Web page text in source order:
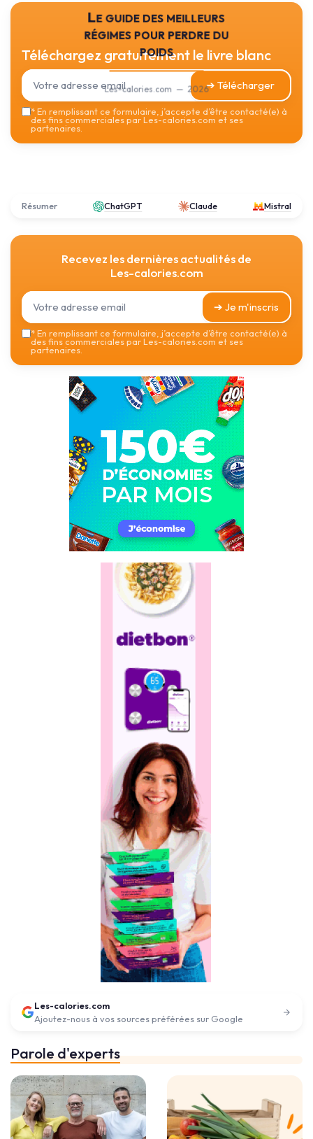
Le guide des meilleurs
régimes pour perdre du
poids
Les-calories.com — 2026
Téléchargez gratuitement le livre blanc
➔ Télécharger
*En remplissant ce formulaire, j’accepte d’être contacté(e) à
des fins commerciales par Les-calories.com et ses
partenaires.
Résumer ChatGPT Claude Mistral
Recevez les dernières actualités de
Les-calories.com
➔ Je m'inscris
*En remplissant ce formulaire, j’accepte d’être contacté(e) à
des fins commerciales par Les-calories.com et ses
partenaires.
Les-calories.com
Ajoutez-nous à vos sources préférées sur Google
Parole d'experts